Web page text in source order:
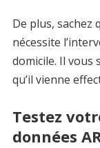
De plus, sachez
nécessite
domicile. Il
qu’il vienne
Testez
données